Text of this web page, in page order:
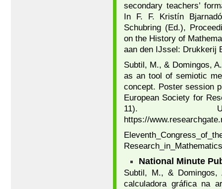
secondary teachers’
In F. F. Kristín
Schubring (Ed.),
on the History of
aan den IJssel: Drukkerij
Subtil, M., & Domingos,
as an tool of semiotic
concept. Poster session
European Society for
11).
https://
National Minute
Subtil, M., &
calculadora gráfica na